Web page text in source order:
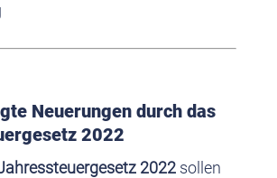
Neuerungen durch das
2022
2022sollen